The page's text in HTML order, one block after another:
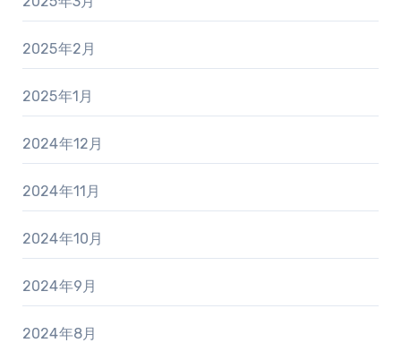
2025年2月
2025年1月
2024年12月
2024年11月
2024年10月
2024年9月
2024年8月